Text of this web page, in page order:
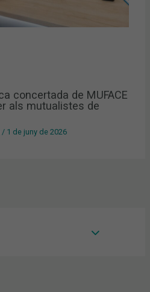
concertada de MUFACE
als mutualistes de
/ 1 de juny de 2026